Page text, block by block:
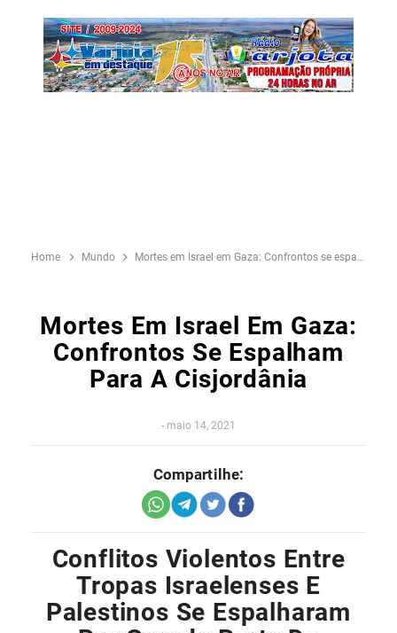
Home Mundo Mortes em Israel em Gaza: Confrontos se espalham para a Cisjordânia
Mortes Em Israel Em Gaza:
Confrontos Se Espalham
Para A Cisjordânia
- maio 14, 2021
Compartilhe:
Conflitos Violentos Entre
Tropas Israelenses E
Palestinos Se Espalharam